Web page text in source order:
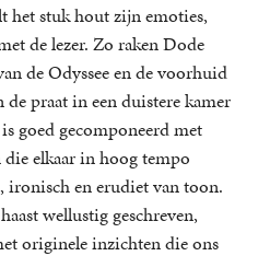
het stuk hout zijn emoties,
de lezer. Zo raken Dode
de Odyssee en de voorhuid
de praat in een duistere kamer
goed gecomponeerd met
die elkaar in hoog tempo
ironisch en erudiet van toon.
wellustig geschreven,
originele inzichten die ons